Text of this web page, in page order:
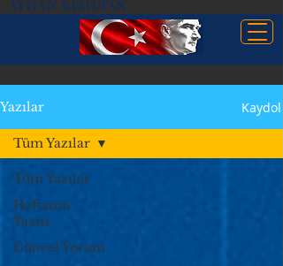
AYHAN KIZILTAN
Yazılar Kaydol
Tüm Yazılar
Haftanın
Yazısı
Güncel Yorum
Tüm Yazılar